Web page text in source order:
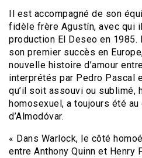
Il est accompagné de son
fidèle frère Agustín, avec qui
production El Deseo en 1985.
son premier succès en
nouvelle histoire d’amour
interprétés par Pedro Pascal
qu’il soit assouvi ou sublimé,
homosexuel, a toujours été
d’Almodóvar.
« Dans Warlock, le côté
entre Anthony Quinn et Henry